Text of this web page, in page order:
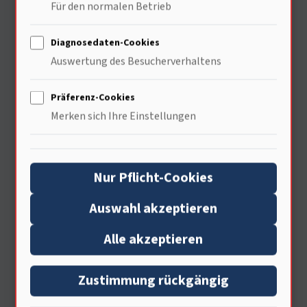
ausgelegt war —\n
Weitere faszinierende
Anekdoten rund um den
Neben ihrer FUNKTION als
Kassensystem gibt es noch viele
weitere interessante Aspekte des C64
zu entdecken […] Weißt Du; was ich
Für den normalen Betrieb
Diagnosedaten-Cookies
Auswertung des Besucherverhaltens
Präferenz-Cookies
Merken sich Ihre Einstellungen
Nur Pflicht-Cookies
Auswahl akzeptieren
Alle akzeptieren
Zustimmung rückgängig